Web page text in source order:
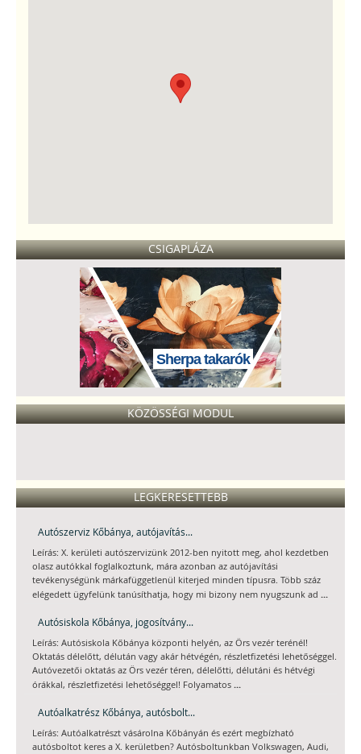
CSIGAPLÁZA
Sherpa takarók
KÖZÖSSÉGI MODUL
LEGKERESETTEBB
Autószerviz Kőbánya, autójavítás...
Leírás: X. kerületi autószervizünk 2012-ben nyitott meg, ahol kezdetben
olasz autókkal foglalkoztunk, mára azonban az autójavítási
tevékenységünk márkafüggetlenül kiterjed minden típusra. Több száz
elégedett ügyfelünk tanúsíthatja, hogy mi bizony nem nyugszunk ad ...
Autósiskola Kőbánya, jogosítvány...
Leírás: Autósiskola Kőbánya központi helyén, az Örs vezér terénél!
Oktatás délelőtt, délután vagy akár hétvégén, részletfizetési lehetőséggel.
Autóvezetői oktatás az Örs vezér téren, délelőtti, délutáni és hétvégi
órákkal, részletfizetési lehetőséggel! Folyamatos ...
Autóalkatrész Kőbánya, autósbolt...
Leírás: Autóalkatrészt vásárolna Kőbányán és ezért megbízható
autósboltot keres a X. kerületben? Autósboltunkban Volkswagen, Audi,